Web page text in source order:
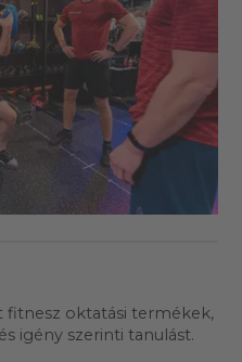
fitnesz oktatási termékek,
igény szerinti tanulást.